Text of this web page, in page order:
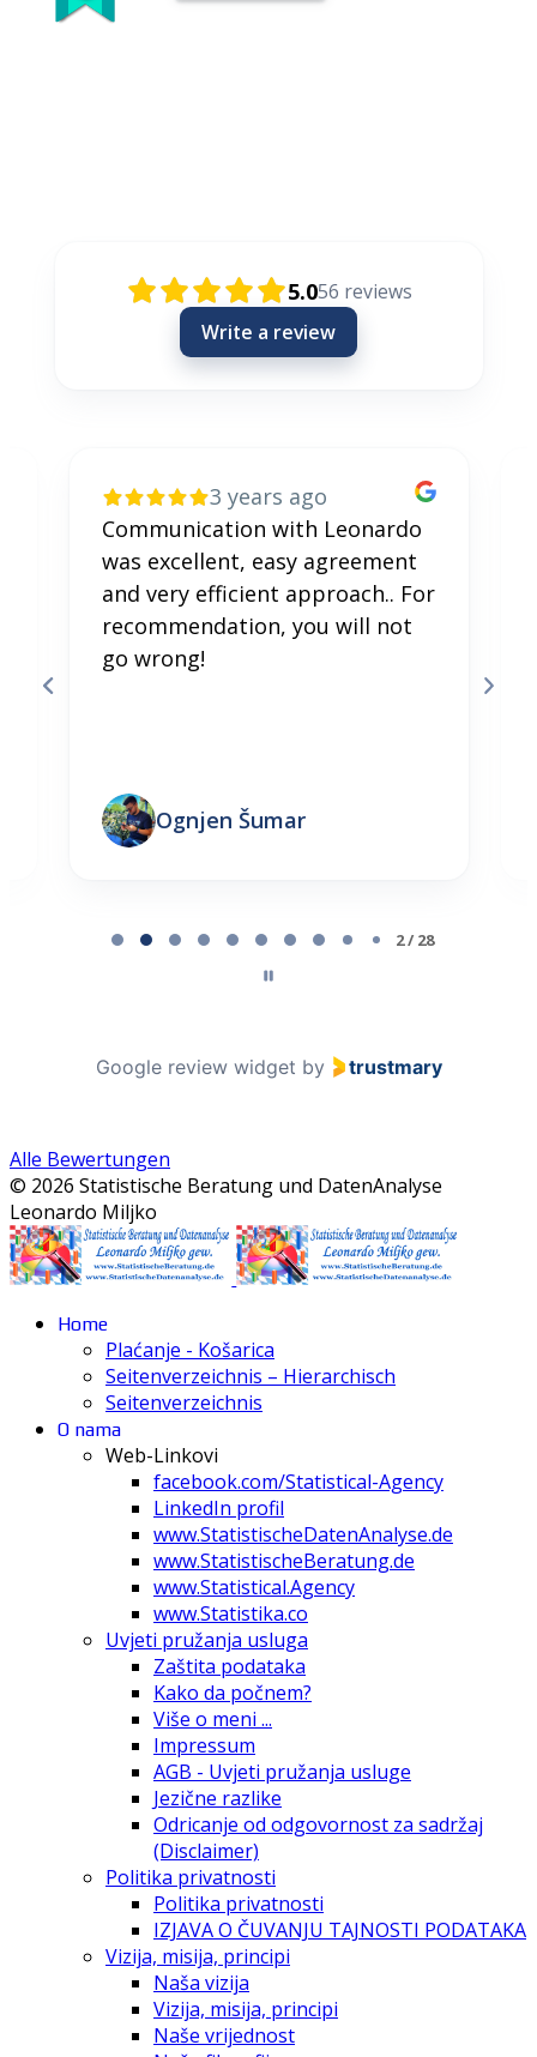
5.056 reviews
Write a review
3 years ago
Communication with Leonardo
was excellent, easy agreement
and very efficient approach.. For
recommendation, you will not
go wrong!
Ognjen Šumar
2 / 28
Google review widget by trustmary
Alle Bewertungen
© 2026 Statistische Beratung und DatenAnalyse
Leonardo Miljko
Home
Plaćanje - Košarica
Seitenverzeichnis – Hierarchisch
Seitenverzeichnis
O nama
Web-Linkovi
facebook.com/Statistical-Agency
LinkedIn profil
www.StatistischeDatenAnalyse.de
www.StatistischeBeratung.de
www.Statistical.Agency
www.Statistika.co
Uvjeti pružanja usluga
Zaštita podataka
Kako da počnem?
Više o meni ...
Impressum
AGB - Uvjeti pružanja usluge
Jezične razlike
Odricanje od odgovornost za sadržaj
(Disclaimer)
Politika privatnosti
Politika privatnosti
IZJAVA O ČUVANJU TAJNOSTI PODATAKA
Vizija, misija, principi
Naša vizija
Vizija, misija, principi
Naše vrijednost